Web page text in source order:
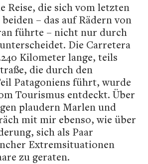
Reise, die sich vom letzten
– das auf Rädern von
führte – nicht nur durch
Die Carretera
Kilometer lange, teils
die durch den
Patagoniens führt, wurde
Tourismus entdeckt. Über
plaudern Marlen und
mit mir ebenso, wie über
sich als Paar
Extremsituationen
zu geraten.